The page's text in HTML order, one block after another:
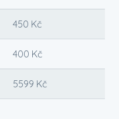
450 Kč
400 Kč
5599 Kč